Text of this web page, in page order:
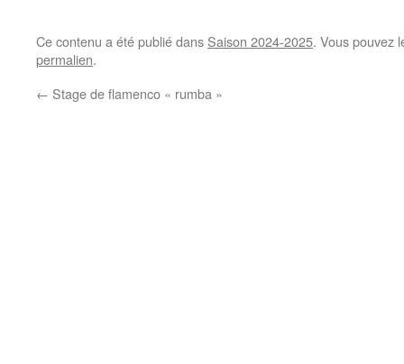
Ce contenu a été publié dans Saison 2024-2025. Vous pouvez
permalien.
← Stage de flamenco « rumba »